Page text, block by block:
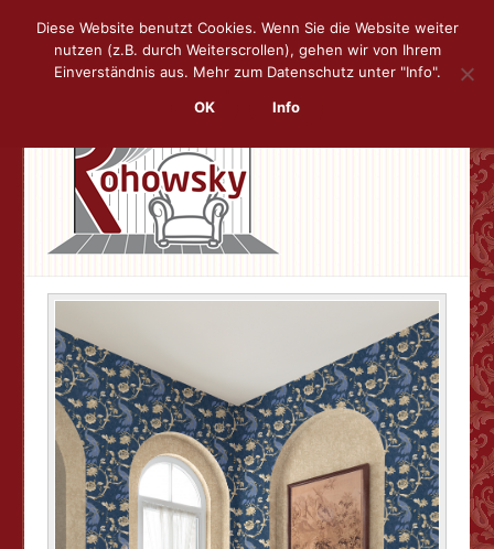
Diese Website benutzt Cookies. Wenn Sie die Website weiter
nutzen (z.B. durch Weiterscrollen), gehen wir von Ihrem
Einverständnis aus. Mehr zum Datenschutz unter "Info".
OK Info